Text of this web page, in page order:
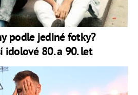
podle jediné fotky?
idolové 80. a 90. let